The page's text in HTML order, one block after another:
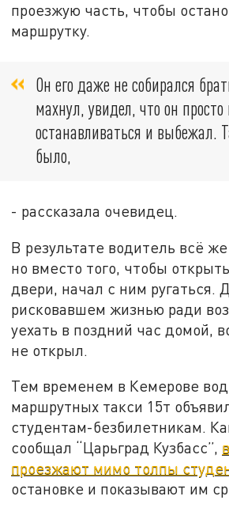
проезжую часть, чтобы
маршрутку.
Он его даже не собирался
махнул, увидел, что он просто
останавливаться и выбежал.
было,
- рассказала очевидец.
В результате водитель всё
но вместо того, чтобы
двери, начал с ним ругаться.
рисковавшем жизнью ради
уехать в поздний час домой,
не открыл.
Тем временем в Кемерове
маршрутных такси 15т
студентам-безбилетникам.
сообщал “Царьград Кузбасс”,
проезжают мимо толпы
остановке и показывают им